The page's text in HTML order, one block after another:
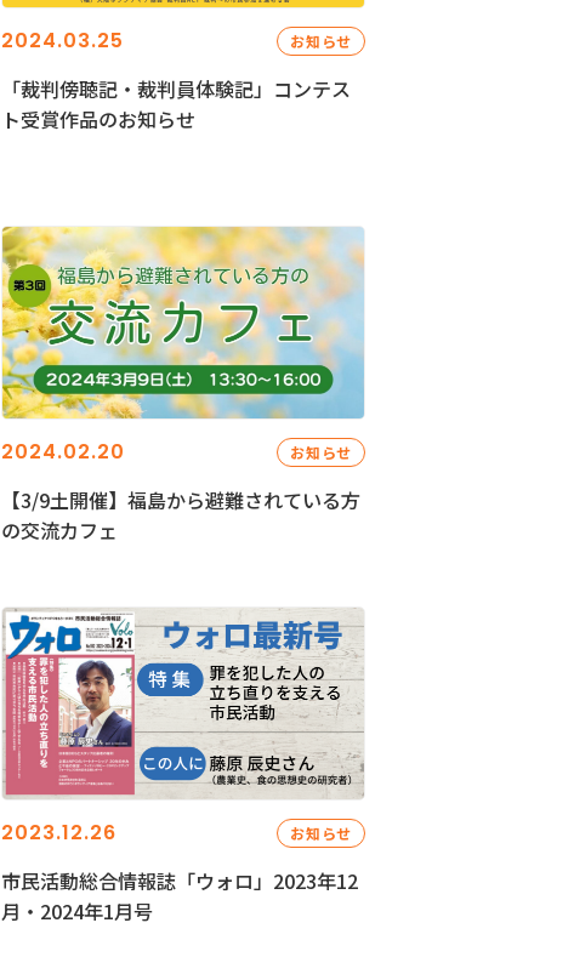
2024.03.25 お知らせ
「裁判傍聴記・裁判員体験記」コンテス
ト受賞作品のお知らせ
2024.02.20 お知らせ
【3/9土開催】福島から避難されている方
の交流カフェ
2023.12.26 お知らせ
市民活動総合情報誌「ウォロ」2023年12
月・2024年1月号